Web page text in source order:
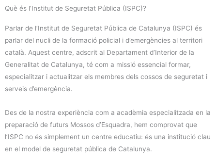
Què és l’Institut de Seguretat Pública (ISPC)?
Parlar de l’Institut de Seguretat Pública de Catalunya (ISPC) és
parlar del nucli de la formació policial i d’emergències al territori
català. Aquest centre, adscrit al Departament d’Interior de la
Generalitat de Catalunya, té com a missió essencial formar,
especialitzar i actualitzar els membres dels cossos de seguretat i
serveis d’emergència.
Des de la nostra experiència com a acadèmia especialitzada en la
preparació de futurs Mossos d’Esquadra, hem comprovat que
l’ISPC no és simplement un centre educatiu: és una institució clau
en el model de seguretat pública de Catalunya.